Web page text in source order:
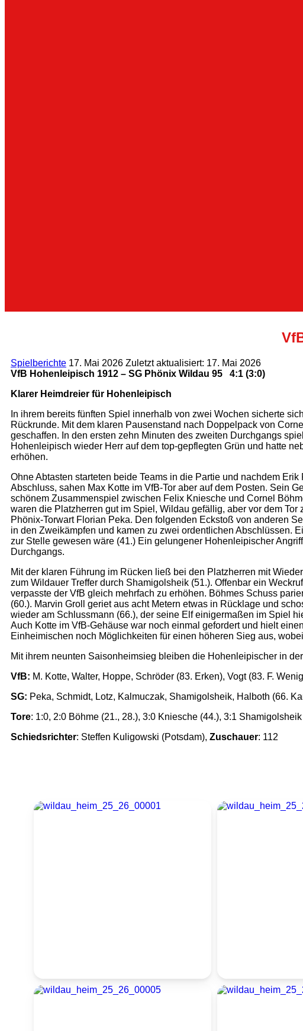
Spielberichte 17. Mai 2026 Zuletzt aktualisiert: 17. Mai 2026
VfB Hohenleipisch 1912 – SG Phönix Wildau 95 4:1 (3:0)
Klarer Heimdreier für Hohenleipisch
In ihrem bereits fünften Spiel innerhalb von zwei Wochen sicherte
Rückrunde. Mit dem klaren Pausenstand nach Doppelpack von
geschaffen. In den ersten zehn Minuten des zweiten Durchgangs
Hohenleipisch wieder Herr auf dem top-gepflegten Grün und hatte
erhöhen.
Ohne Abtasten starteten beide Teams in die Partie und nachdem
Abschluss, sahen Max Kotte im VfB-Tor aber auf dem Posten. Sein
schönem Zusammenspiel zwischen Felix Kniesche und Cornel
waren die Platzherren gut im Spiel, Wildau gefällig, aber vor dem
Phönix-Torwart Florian Peka. Den folgenden Eckstoß von anderen
in den Zweikämpfen und kamen zu zwei ordentlichen Abschlüssen.
zur Stelle gewesen wäre (41.) Ein gelungener Hohenleipischer
Durchgangs.
Mit der klaren Führung im Rücken ließ bei den Platzherren mit
zum Wildauer Treffer durch Shamigolsheik (51.). Offenbar ein
verpasste der VfB gleich mehrfach zu erhöhen. Böhmes Schuss
(60.). Marvin Groll geriet aus acht Metern etwas in Rücklage und
wieder am Schlussmann (66.), der seine Elf einigermaßen im Spiel
Auch Kotte im VfB-Gehäuse war noch einmal gefordert und hielt
Einheimischen noch Möglichkeiten für einen höheren Sieg aus,
Mit ihrem neunten Saisonheimsieg bleiben die Hohenleipischer in
VfB: M. Kotte, Walter, Hoppe, Schröder (83. Erken), Vogt (83. F.
SG: Peka, Schmidt, Lotz, Kalmuczak, Shamigolsheik, Halboth (66.
Tore: 1:0, 2:0 Böhme (21., 28.), 3:0 Kniesche (44.), 3:1
Schiedsrichter: Steffen Kuligowski (Potsdam), Zuschauer: 112